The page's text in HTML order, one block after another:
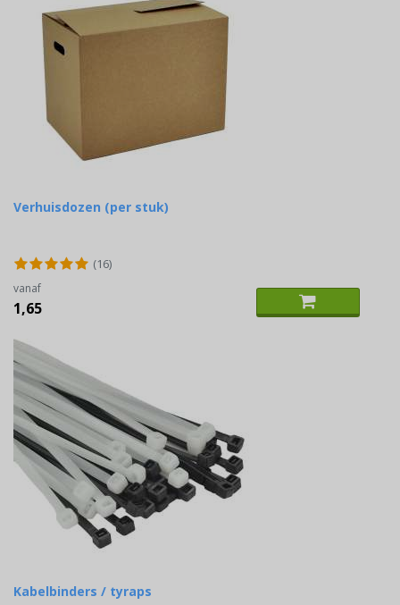
Verhuisdozen (per stuk)
(16)
vanaf
1,65
Kabelbinders / tyraps